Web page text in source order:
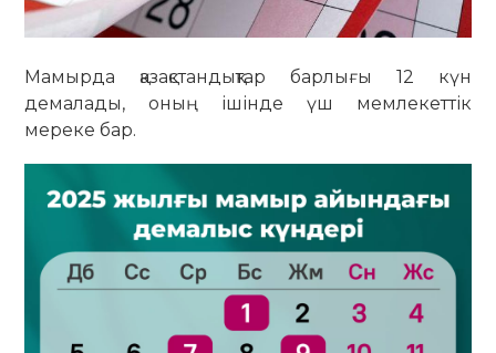
Мамырда қазақстандықтар барлығы 12 күн
демалады, оның ішінде үш мемлекеттік
мереке бар.